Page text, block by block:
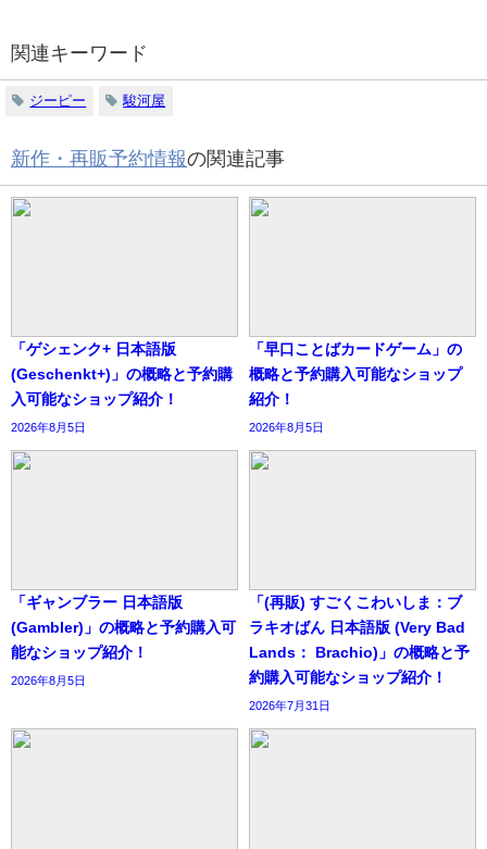
関連キーワード
ジーピー 駿河屋
新作・再販予約情報の関連記事
「ゲシェンク+ 日本語版
(Geschenkt+)」の概略と予約購
入可能なショップ紹介！
2026年8月5日
「早口ことばカードゲーム」の
概略と予約購入可能なショップ
紹介！
2026年8月5日
「ギャンブラー 日本語版
(Gambler)」の概略と予約購入可
能なショップ紹介！
2026年8月5日
「(再販) すごくこわいしま：ブ
ラキオばん 日本語版 (Very Bad
Lands： Brachio)」の概略と予
約購入可能なショップ紹介！
2026年7月31日